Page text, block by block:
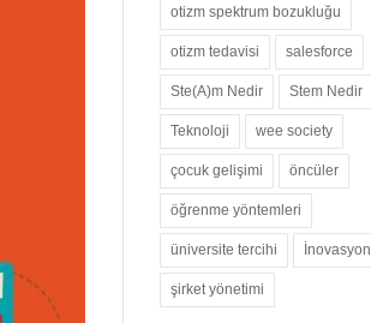
otizm spektrum bozukluğu
otizm tedavisi salesforce
Ste(A)m Nedir Stem Nedir
Teknoloji wee society
çocuk gelişimi öncüler
öğrenme yöntemleri
üniversite tercihi İnovasyon
şirket yönetimi